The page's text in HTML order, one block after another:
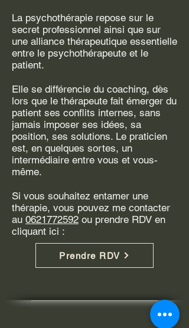
La psychothérapie repose sur le
secret professionnel ainsi que sur
une alliance thérapeutique essentielle
entre le psychothérapeute et le
patient.
Elle se différencie du coaching, dès
lors que le thérapeute fait émerger du
patient ses conflits internes, sans
jamais imposer ses idées, sa
position, ses solutions. Le praticien
est, en quelques sortes, un
intermédiaire entre vous et vous-
même.
Si vous souhaitez entamer une
thérapie, vous pouvez me contacter
au 0621772592 ou prendre RDV en
cliquant ici :
Prendre RDV